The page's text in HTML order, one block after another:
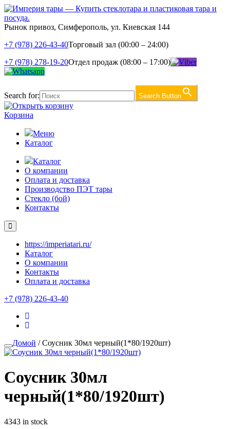
Рынок привоз, Симферополь, ул. Киевская 144
+7 (978) 226-43-40Торговый зал (00:00 – 24:00)
+7 (978) 278-19-20Отдел продаж (08:00 – 17:00)
Search for: Search Button
Корзина
Меню
Каталог
Каталог
О компании
Оплата и доставка
Производство ПЭТ тары
Стекло (бой)
Контакты
https://imperiatari.ru/
Каталог
О компании
Контакты
Оплата и доставка
+7 (978) 226-43-40
Домой / Соусник 30мл черный(1*80/1920шт)
Соусник 30мл
черный(1*80/1920шт)
4343 in stock